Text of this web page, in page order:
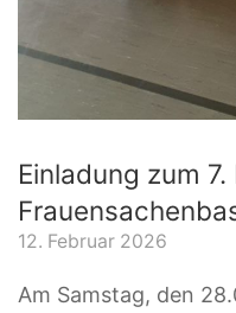
Einladung zum
12. Februar 2026
Am Samstag, den